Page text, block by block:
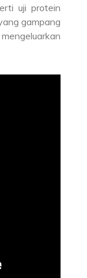
uji protein
gampang